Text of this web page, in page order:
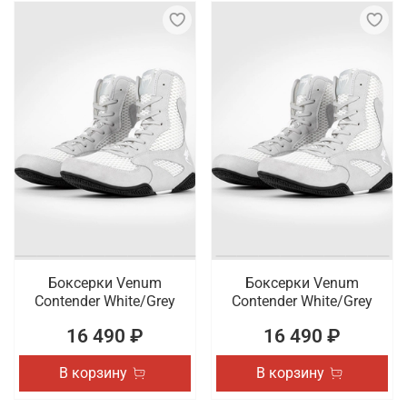
Боксерки Venum
Contender White/Grey
16 490 ₽
В корзину
Боксерки Venum
Contender White/Grey
16 490 ₽
В корзину